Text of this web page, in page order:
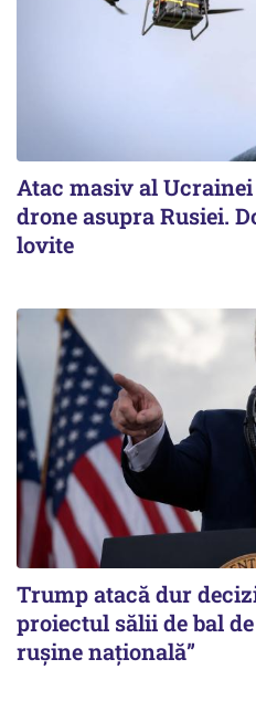
Atac masiv al Ucrainei
drone asupra Rusiei.
lovite
Trump atacă dur
proiectul sălii de bal de
ruşine naţională”